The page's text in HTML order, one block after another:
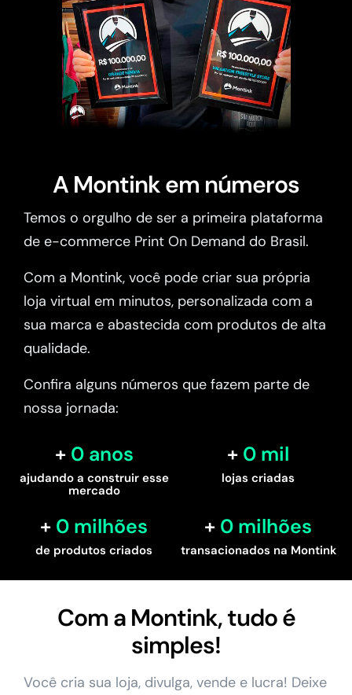
A Montink em números
Temos o orgulho de ser a primeira plataforma
de e-commerce Print On Demand do Brasil.
Com a Montink, você pode criar sua própria
loja virtual em minutos, personalizada com a
sua marca e abastecida com produtos de alta
qualidade.
Confira alguns números que fazem parte de
nossa jornada:
ajudando a construir esse
mercado
0 anos
lojas criadas
0 mil
de produtos criados
0 milhões
transacionados na Montink
0 milhões
Com a Montink, tudo é
simples!
Você cria sua loja, divulga, vende e lucra! Deixe